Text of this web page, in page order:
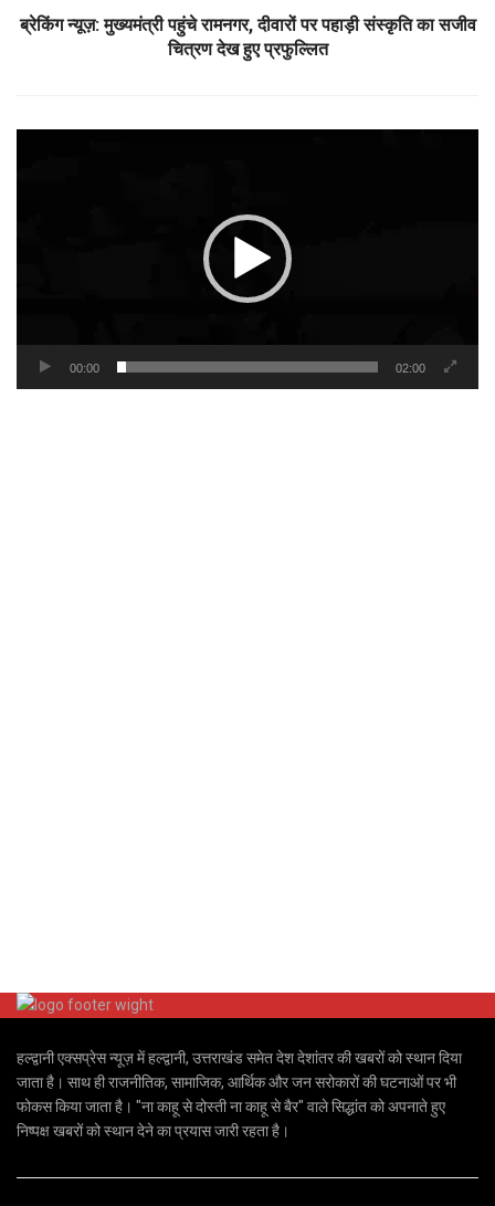
ब्रेकिंग न्यूज़: मुख्यमंत्री पहुंचे रामनगर, दीवारों पर पहाड़ी संस्कृति का सजीव
चित्रण देख हुए प्रफुल्लित
00:00 02:00
हल्द्वानी एक्सप्रेस न्यूज़ में हल्द्वानी, उत्तराखंड समेत देश देशांतर की खबरों को स्थान दिया
जाता है। साथ ही राजनीतिक, सामाजिक, आर्थिक और जन सरोकारों की घटनाओं पर भी
फोकस किया जाता है। "ना काहू से दोस्ती ना काहू से बैर" वाले सिद्धांत को अपनाते हुए
निष्पक्ष खबरों को स्थान देने का प्रयास जारी रहता है।